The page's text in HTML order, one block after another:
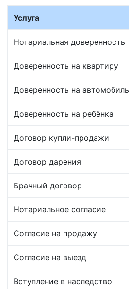
Услуга
Нотариальная доверенность
Доверенность на квартиру
Доверенность на автомобиль
Доверенность на ребёнка
Договор купли-продажи
Договор дарения
Брачный договор
Нотариальное согласие
Согласие на продажу
Согласие на выезд
Вступление в наследство